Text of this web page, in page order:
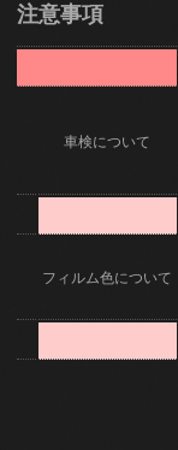
注意事項
車検について
フィルム色について